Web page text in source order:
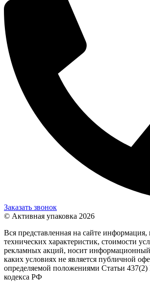
Заказать звонок
© Активная упаковка 2026
Вся представленная на сайте информация,
технических характеристик, стоимости
рекламных акций, носит
каких условиях не является публичной
определяемой положениями Статьи 437(2)
кодекса РФ